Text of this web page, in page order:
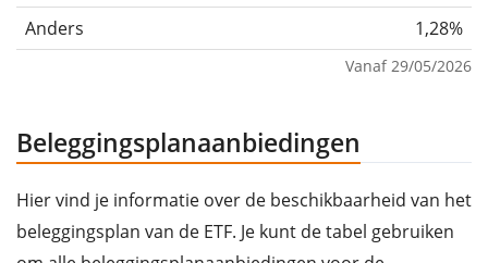
Anders
1,28%
Vanaf 29/05/2026
Beleggingsplanaanbiedingen
Hier vind je informatie over de beschikbaarheid van het
beleggingsplan van de ETF. Je kunt de tabel gebruiken